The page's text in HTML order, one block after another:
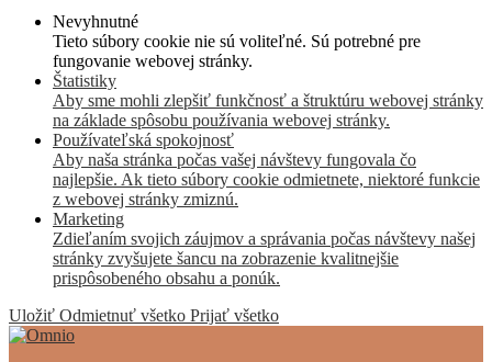
Nevyhnutné
Tieto súbory cookie nie sú voliteľné. Sú potrebné pre
fungovanie webovej stránky.
Štatistiky
Aby sme mohli zlepšiť funkčnosť a štruktúru webovej stránky
na základe spôsobu používania webovej stránky.
Používateľská spokojnosť
Aby naša stránka počas vašej návštevy fungovala čo
najlepšie. Ak tieto súbory cookie odmietnete, niektoré funkcie
z webovej stránky zmiznú.
Marketing
Zdieľaním svojich záujmov a správania počas návštevy našej
stránky zvyšujete šancu na zobrazenie kvalitnejšie
prispôsobeného obsahu a ponúk.
Uložiť Odmietnuť všetko Prijať všetko